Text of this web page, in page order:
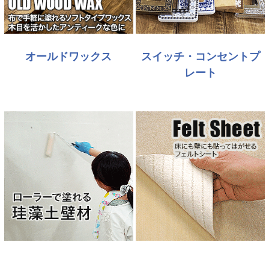
オールドワックス
スイッチ・コンセントプ
レート